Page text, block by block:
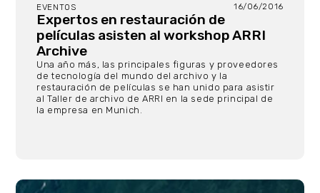
EVENTOS 16/06/2016
Expertos en restauración de
películas asisten al workshop ARRI
Archive
Una año más, las principales figuras y proveedores
de tecnología del mundo del archivo y la
restauración de películas se han unido para asistir
al Taller de archivo de ARRI en la sede principal de
la empresa en Munich.